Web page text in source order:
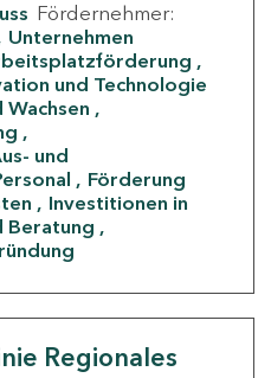
Fördernehmer:
Unternehmen
und Technologie
und
Förderung
Investitionen in
Beratung
Regionales